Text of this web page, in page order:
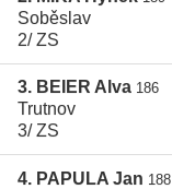
Soběslav
2/ ZS
3. BEIER Alva 186
Trutnov
3/ ZS
4. PAPULA Jan 188